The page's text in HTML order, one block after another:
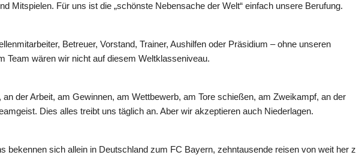
Mitspielen. Für uns ist die „schönste Nebensache der Welt“ einfach unsere Berufung.
Betreuer, Vorstand, Trainer, Aushilfen oder Präsidium – ohne unseren
Team wären wir nicht auf diesem Weltklasseniveau.
der Arbeit, am Gewinnen, am Wettbewerb, am Tore schießen, am Zweikampf, an der
Dies alles treibt uns täglich an. Aber wir akzeptieren auch Niederlagen.
bekennen sich allein in Deutschland zum FC Bayern, zehntausende reisen von weit her